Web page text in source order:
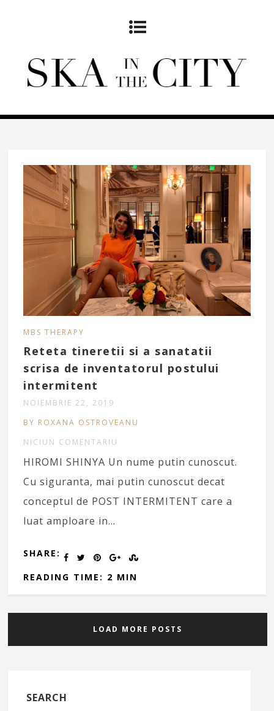
MBS THERAPY
Reteta tineretii si a sanatatii
scrisa de inventatorul postului
intermitent
NOIEMBRIE 22, 2019
BY ROXANA OSTROVEANU
NICIUN COMENTARIU
HIROMI SHINYA Un nume putin cunoscut.
Cu siguranta, mai putin cunoscut decat
conceptul de POST INTERMITENT care a
luat amploare in…
SHARE:
READING TIME: 2 MIN
LOAD MORE POSTS
SEARCH